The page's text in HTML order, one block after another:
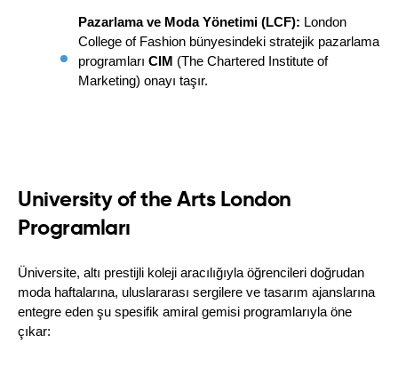
Pazarlama ve Moda Yönetimi (LCF): London
College of Fashion bünyesindeki stratejik pazarlama
programları CIM (The Chartered Institute of
Marketing) onayı taşır.
University of the Arts London
Programları
Üniversite, altı prestijli koleji aracılığıyla öğrencileri doğrudan
moda haftalarına, uluslararası sergilere ve tasarım ajanslarına
entegre eden şu spesifik amiral gemisi programlarıyla öne
çıkar: